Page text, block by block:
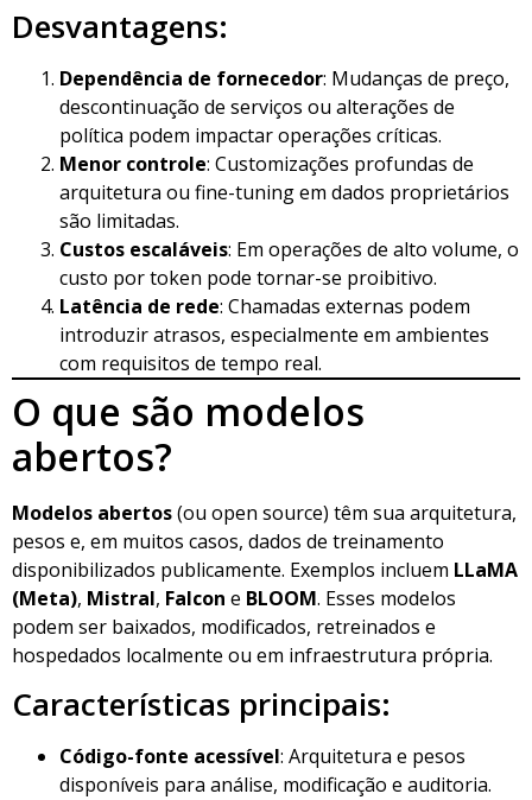
Desvantagens:
Dependência de fornecedor: Mudanças de preço,
descontinuação de serviços ou alterações de
política podem impactar operações críticas.
Menor controle: Customizações profundas de
arquitetura ou fine-tuning em dados proprietários
são limitadas.
Custos escaláveis: Em operações de alto volume, o
custo por token pode tornar-se proibitivo.
Latência de rede: Chamadas externas podem
introduzir atrasos, especialmente em ambientes
com requisitos de tempo real.
O que são modelos
abertos?
Modelos abertos(ou open source) têm sua arquitetura,
pesos e, em muitos casos, dados de treinamento
disponibilizados publicamente. Exemplos incluem LLaMA
(Meta), Mistral, Falcon e BLOOM. Esses modelos
podem ser baixados, modificados, retreinados e
hospedados localmente ou em infraestrutura própria.
Características principais:
Código-fonte acessível: Arquitetura e pesos
disponíveis para análise, modificação e auditoria.